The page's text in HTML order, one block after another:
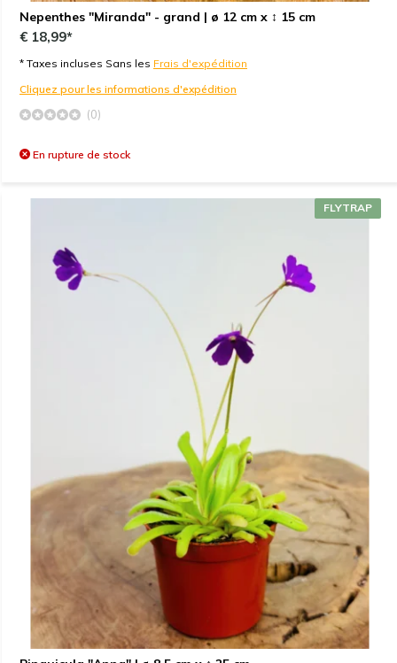
Nepenthes "Miranda" - grand | ø 12 cm x ↕ 15 cm
€ 18,99*
* Taxes incluses Sans les Frais d'expédition
Cliquez pour les informations d'expédition
(0)
En rupture de stock
FLYTRAP